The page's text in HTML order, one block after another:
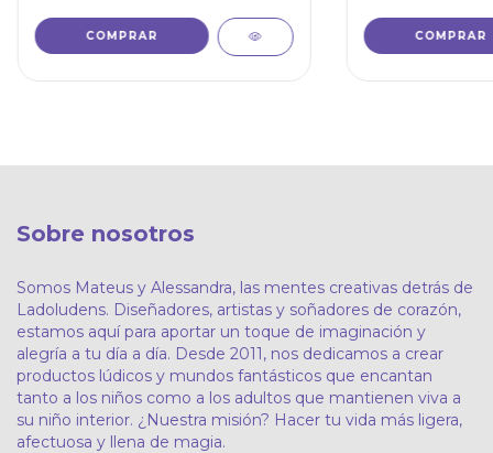
Sobre nosotros
Somos Mateus y Alessandra, las mentes creativas detrás de
Ladoludens. Diseñadores, artistas y soñadores de corazón,
estamos aquí para aportar un toque de imaginación y
alegría a tu día a día. Desde 2011, nos dedicamos a crear
productos lúdicos y mundos fantásticos que encantan
tanto a los niños como a los adultos que mantienen viva a
su niño interior. ¿Nuestra misión? Hacer tu vida más ligera,
afectuosa y llena de magia.